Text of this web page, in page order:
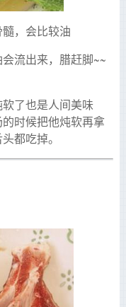
，会比较油
流出来，腊赶脚~~
了也是人间美味
时候把他炖软再拿
都吃掉。